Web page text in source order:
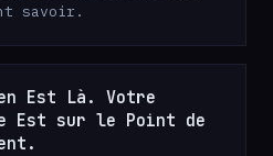
savoir.
Est Là. Votre
Est sur le Point de